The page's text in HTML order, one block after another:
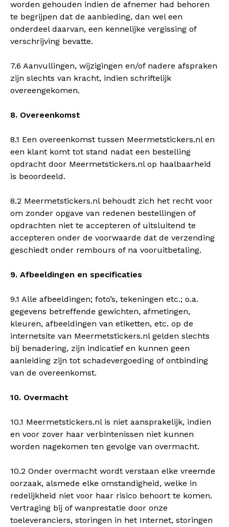
worden gehouden indien de afnemer had behoren
te begrijpen dat de aanbieding, dan wel een
onderdeel daarvan, een kennelijke vergissing of
verschrijving bevatte.
7.6 Aanvullingen, wijzigingen en/of nadere afspraken
zijn slechts van kracht, indien schriftelijk
overeengekomen.
8. Overeenkomst
8.1 Een overeenkomst tussen Meermetstickers.nl en
een klant komt tot stand nadat een bestelling
opdracht door Meermetstickers.nl op haalbaarheid
is beoordeeld.
8.2 Meermetstickers.nl behoudt zich het recht voor
om zonder opgave van redenen bestellingen of
opdrachten niet te accepteren of uitsluitend te
accepteren onder de voorwaarde dat de verzending
geschiedt onder rembours of na vooruitbetaling.
9. Afbeeldingen en specificaties
9.1 Alle afbeeldingen; foto’s, tekeningen etc.; o.a.
gegevens betreffende gewichten, afmetingen,
kleuren, afbeeldingen van etiketten, etc. op de
internetsite van Meermetstickers.nl gelden slechts
bij benadering, zijn indicatief en kunnen geen
aanleiding zijn tot schadevergoeding of ontbinding
van de overeenkomst.
10. Overmacht
10.1 Meermetstickers.nl is niet aansprakelijk, indien
en voor zover haar verbintenissen niet kunnen
worden nagekomen ten gevolge van overmacht.
10.2 Onder overmacht wordt verstaan elke vreemde
oorzaak, alsmede elke omstandigheid, welke in
redelijkheid niet voor haar risico behoort te komen.
Vertraging bij of wanprestatie door onze
toeleveranciers, storingen in het Internet, storingen